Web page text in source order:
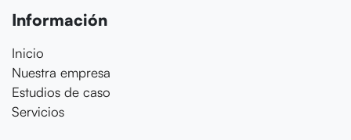
Información
Inicio
Nuestra empresa
Estudios de caso
Servicios